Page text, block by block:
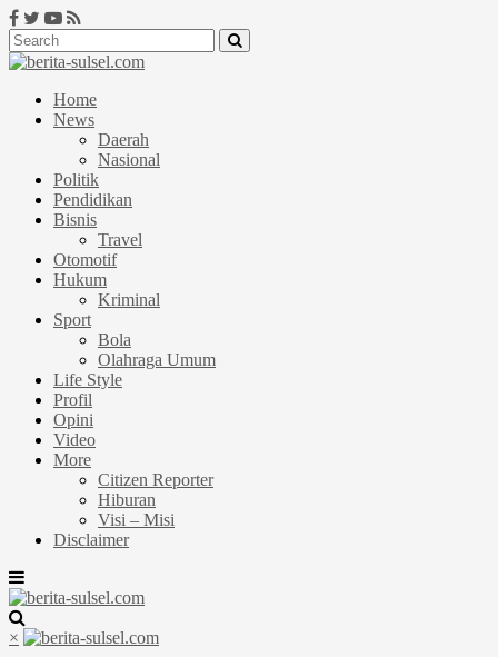
Home
News
Daerah
Nasional
Politik
Pendidikan
Bisnis
Travel
Otomotif
Hukum
Kriminal
Sport
Bola
Olahraga Umum
Life Style
Profil
Opini
Video
More
Citizen Reporter
Hiburan
Visi – Misi
Disclaimer
×